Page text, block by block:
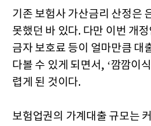
기존 보험사 가산금리 산정은
못했던 바 있다. 다만 이번 개
금자 보호료 등이 얼마만큼 대
다볼 수 있게 되면서, ‘깜깜이
렵게 된 것이다.
보험업권의 가계대출 규모는